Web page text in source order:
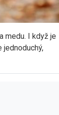
medu. I když je
jednoduchý,